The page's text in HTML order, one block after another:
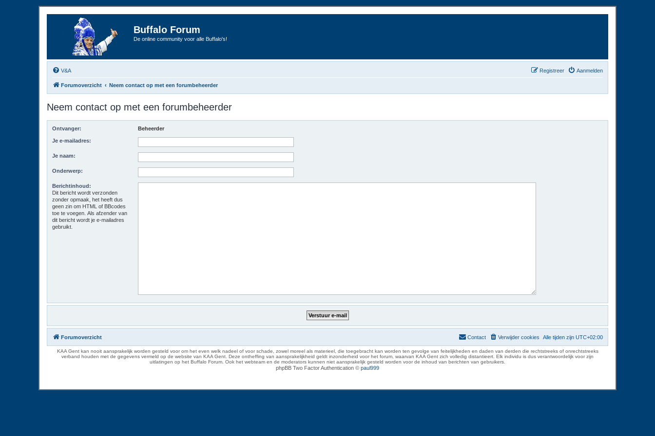
Buffalo Forum
De online community voor alle Buffalo's!
V&A Aanmelden
Registreer
Forumoverzicht Neem contact op met een forumbeheerder
Neem contact op met een forumbeheerder
Ontvanger: Beheerder
Je e-mailadres:
Je naam:
Onderwerp:
Berichtinhoud:
Dit bericht wordt verzonden
zonder opmaak, het heeft dus
geen zin om HTML of BBcodes
toe te voegen. Als afzender van
dit bericht wordt je e-mailadres
gebruikt.
Forumoverzicht Alle tijden zijn UTC+02:00
Verwijder cookies
Contact
KAA Gent kan nooit aansprakelijk worden gesteld voor om het even welk nadeel of voor schade, zowel moreel als materieel, die toegebracht kan worden ten gevolge van feitelijkheden en daden van derden die rechtstreeks of onrechtstreeks
verband houden met de gegevens vermeld op de website van KAA Gent. Deze ontheffing van aansprakelijkheid geldt inzonderheid voor het forum, waarvan KAA Gent zich volledig distantieert. Elk individu is dus verantwoordelijk voor zijn
uitlatingen op het Buffalo Forum. Ook het webteam en de moderators kunnen niet aansprakelijk gesteld worden voor de inhoud van berichten van gebruikers.
phpBB Two Factor Authentication © paul999